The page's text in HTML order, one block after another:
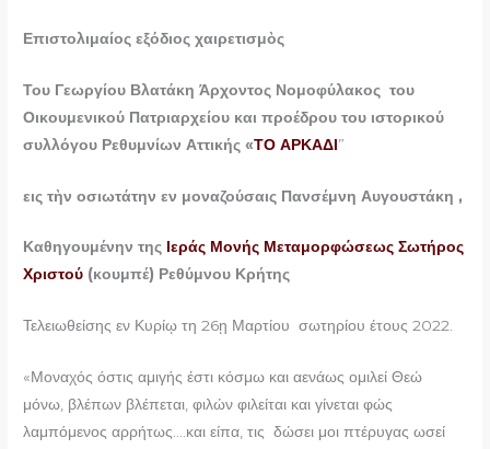
Επιστολιμαίος εξόδιος χαιρετισμὸς
Του Γεωργίου Βλατάκη Άρχοντος Νομοφύλακος του
Οικουμενικού Πατριαρχείου και προέδρου του ιστορικού
συλλόγου Ρεθυμνίων Αττικής «ΤΟ ΑΡΚΑΔΙ”
εις τὴν οσιωτάτην εν μοναζούσαις Πανσέμνη Αυγουστάκη ,
Καθηγουμένην της Ιεράς Μονής Μεταμορφώσεως Σωτήρος
Χριστού (κουμπέ) Ρεθύμνου Κρήτης
Τελειωθείσης εν Κυρίῳ τη 26ῃ Μαρτίου σωτηρίου έτους 2022.
«Μοναχός όστις αμιγής έστι κόσμω και αενάως ομιλεί Θεώ
μόνω, βλέπων βλέπεται, φιλών φιλείται και γίνεται φώς
λαμπόμενος αρρήτως….και είπα, τις δώσει μοι πτέρυγας ωσεί